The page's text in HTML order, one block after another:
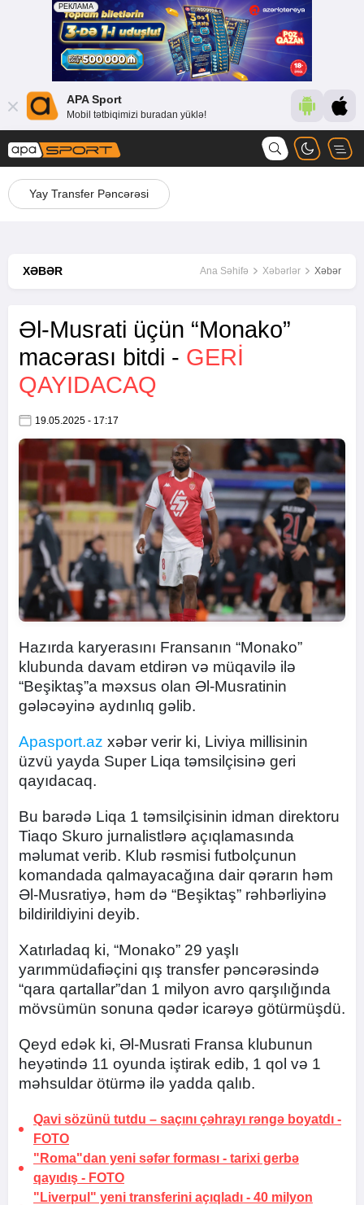
APA Sport
Mobil tətbiqimizi buradan yüklə!
Yay Transfer Pəncərəsi
XƏBƏR Ana Səhifə Xəbərlər Xəbər
Əl-Musrati üçün “Monako”
macərası bitdi - GERİ
QAYIDACAQ
19.05.2025 - 17:17
Hazırda karyerasını Fransanın “Monako”
klubunda davam etdirən və müqavilə ilə
“Beşiktaş”a məxsus olan Əl-Musratinin
gələcəyinə aydınlıq gəlib.
Apasport.az xəbər verir ki, Liviya millisinin
üzvü yayda Super Liqa təmsilçisinə geri
qayıdacaq.
Bu barədə Liqa 1 təmsilçisinin idman direktoru
Tiaqo Skuro jurnalistlərə açıqlamasında
məlumat verib. Klub rəsmisi futbolçunun
komandada qalmayacağına dair qərarın həm
Əl-Musratiyə, həm də “Beşiktaş” rəhbərliyinə
bildirildiyini deyib.
Xatırladaq ki, “Monako” 29 yaşlı
yarımmüdafiəçini qış transfer pəncərəsində
“qara qartallar”dan 1 milyon avro qarşılığında
mövsümün sonuna qədər icarəyə götürmüşdü.
Qeyd edək ki, Əl-Musrati Fransa klubunun
heyətində 11 oyunda iştirak edib, 1 qol və 1
məhsuldar ötürmə ilə yadda qalıb.
Qavi sözünü tutdu – saçını çəhrayı rəngə boyatdı -
FOTO
"Roma"dan yeni səfər forması - tarixi gerbə
qayıdış - FOTO
"Liverpul" yeni transferini açıqladı - 40 milyon